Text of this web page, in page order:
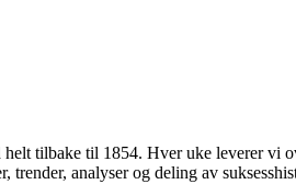
tilbake til 1854. Hver uke leverer vi
analyser og deling av